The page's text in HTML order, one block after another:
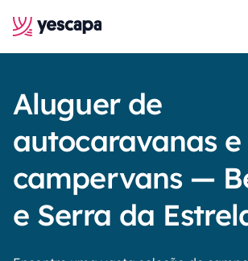
Aluguer de
autocaravanas e
campervans —
e Serra da